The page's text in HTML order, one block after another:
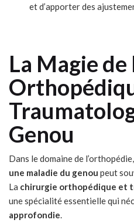
et d’apporter des
La Magie
Genou
Dans le domaine de
une maladie du genou peut
La chirurgie orthopédique et
une spécialité essentielle qui
approfondie